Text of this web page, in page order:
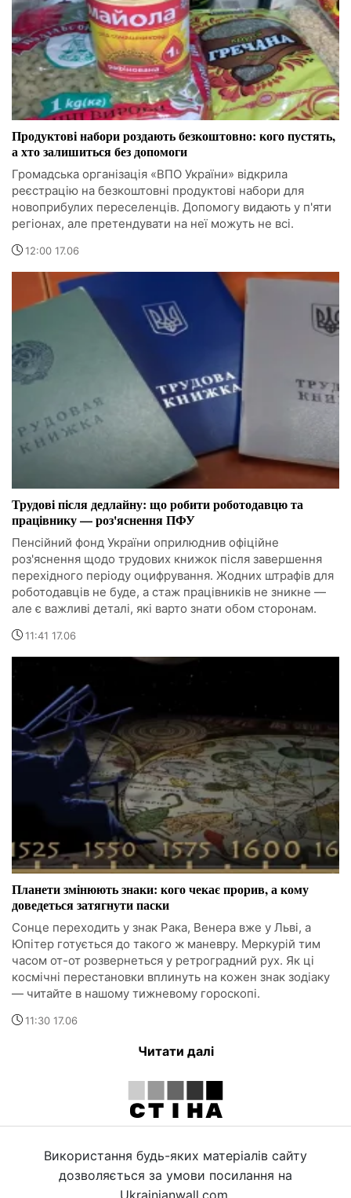
Продуктові набори роздають безкоштовно: кого пустять,
а хто залишиться без допомоги
Громадська організація «ВПО України» відкрила
реєстрацію на безкоштовні продуктові набори для
новоприбулих переселенців. Допомогу видають у п'яти
регіонах, але претендувати на неї можуть не всі.
12:00 17.06
Трудові після дедлайну: що робити роботодавцю та
працівнику — роз'яснення ПФУ
Пенсійний фонд України оприлюднив офіційне
роз'яснення щодо трудових книжок після завершення
перехідного періоду оцифрування. Жодних штрафів для
роботодавців не буде, а стаж працівників не зникне —
але є важливі деталі, які варто знати обом сторонам.
11:41 17.06
Планети змінюють знаки: кого чекає прорив, а кому
доведеться затягнути паски
Сонце переходить у знак Рака, Венера вже у Льві, а
Юпітер готується до такого ж маневру. Меркурій тим
часом от-от розвернеться у ретроградний рух. Як ці
космічні перестановки вплинуть на кожен знак зодіаку
— читайте в нашому тижневому гороскопі.
11:30 17.06
Читати далі
Використання будь-яких матеріалів сайту
дозволяється за умови посилання на
Ukrainianwall.com.